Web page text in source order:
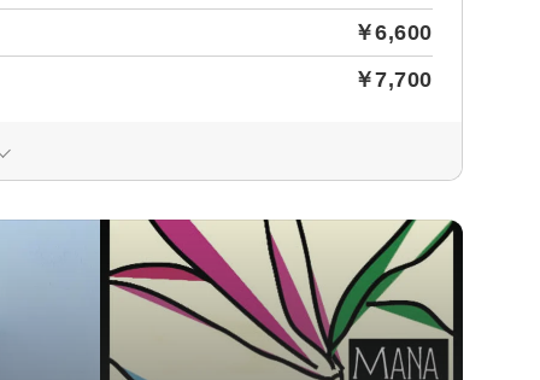
￥6,600
￥7,700